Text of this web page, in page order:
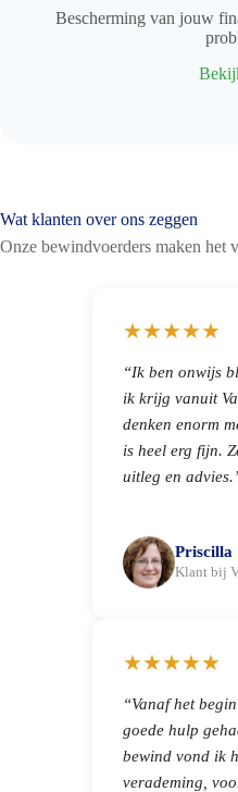
Bescherming van jouw
Wat klanten over ons zeggen
Onze bewindvoerders maken het
★★★★★
“Ik ben onwijs
ik krijg vanuit
denken enorm
is heel erg fijn.
uitleg en
Priscilla
Klant bij
★★★★★
“Vanaf het
goede hulp
bewind vond ik
verademing,